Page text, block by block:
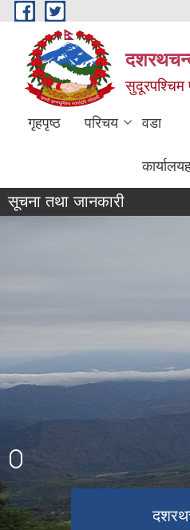
Skip to main content
सुदूरपश्चिम
गृहपृष्ठ परिचय वडा
सूचना तथा जानकारी